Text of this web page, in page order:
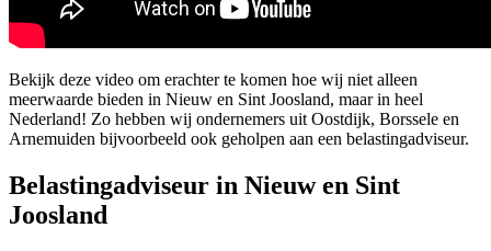
Bekijk deze video om erachter te komen hoe wij niet alleen
meerwaarde bieden in Nieuw en Sint Joosland, maar in heel
Nederland! Zo hebben wij ondernemers uit Oostdijk, Borssele en
Arnemuiden bijvoorbeeld ook geholpen aan een belastingadviseur.
Belastingadviseur in Nieuw en Sint
Joosland